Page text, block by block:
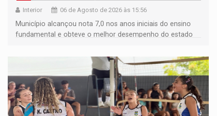
Interior 06 de Agosto de 2026 às 15:56
Município alcançou nota 7,0 nos anos iniciais do ensino
fundamental e obteve o melhor desempenho do estado